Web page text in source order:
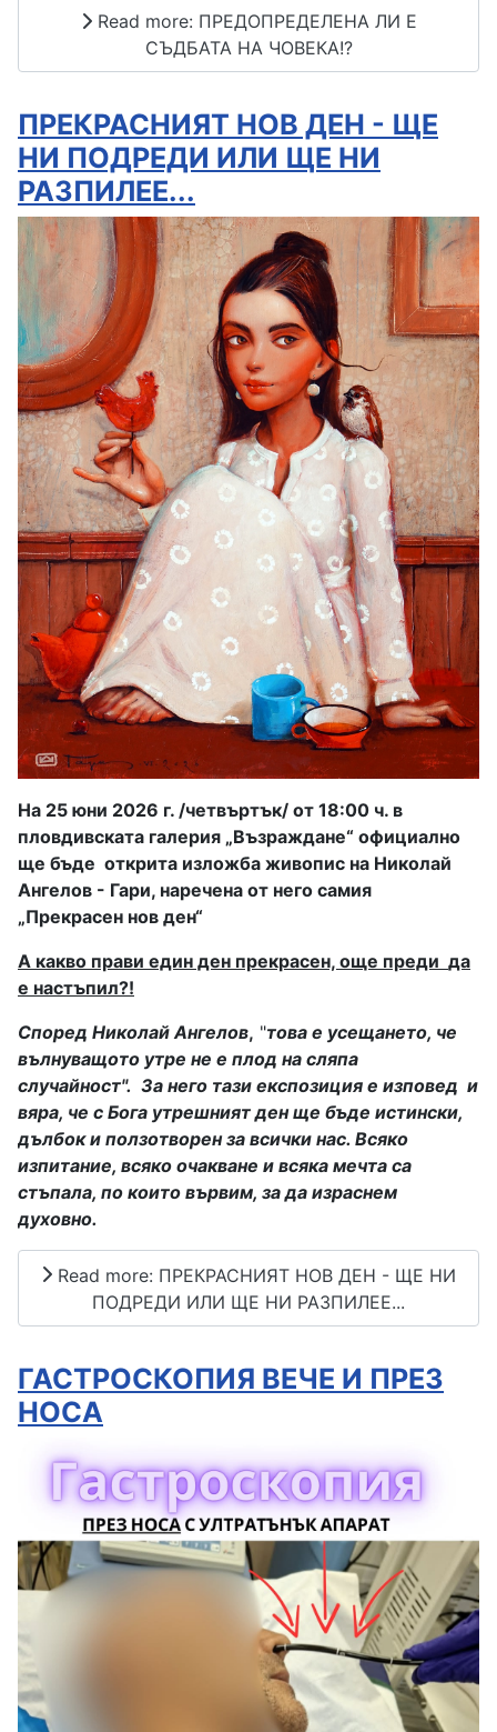
Read more: ПРЕДОПРЕДЕЛЕНА ЛИ Е
СЪДБАТА НА ЧОВЕКА!?
ПРЕКРАСНИЯТ НОВ ДЕН - ЩЕ
НИ ПОДРЕДИ ИЛИ ЩЕ НИ
РАЗПИЛЕЕ...
На 25 юни 2026 г. /четвъртък/ от 18:00 ч. в
пловдивската галерия „Възраждане“ официално
ще бъде открита изложба живопис на Николай
Ангелов - Гари, наречена от него самия
„Прекрасен нов ден“
А какво прави един ден прекрасен, още преди да
е настъпил?!
Според Николай Ангелов, "това е усещането, че
вълнуващото утре не е плод на сляпа
случайност". За него тази експозиция е изповед и
вяра, че с Бога утрешният ден ще бъде истински,
дълбок и ползотворен за всички нас. Всяко
изпитание, всяко очакване и всяка мечта са
стъпала, по които вървим, за да израснем
духовно.
Read more: ПРЕКРАСНИЯТ НОВ ДЕН - ЩЕ НИ
ПОДРЕДИ ИЛИ ЩЕ НИ РАЗПИЛЕЕ...
ГАСТРОСКОПИЯ ВЕЧЕ И ПРЕЗ
НОСА